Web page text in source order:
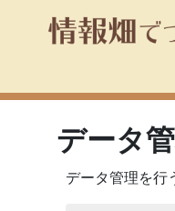
データ
データ管理を行